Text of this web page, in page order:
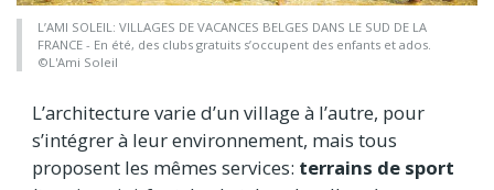
L’AMI SOLEIL: VILLAGES DE VACANCES BELGES DANS LE SUD DE LA
FRANCE - En été, des clubs gratuits s’occupent des enfants et ados.
©L'Ami Soleil
L’architecture varie d’un village à l’autre, pour
s’intégrer à leur environnement, mais tous
proposent les mêmes services: terrains de sport